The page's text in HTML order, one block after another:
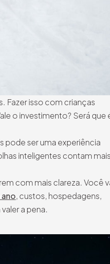
Fazer isso com crianças
o investimento? Será que
pode ser uma experiência
inteligentes contam
com mais clareza. Você
, custos, hospedagens,
a pena.